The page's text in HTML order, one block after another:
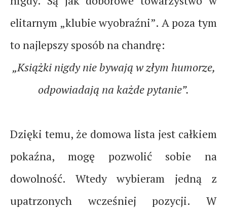
elitarnym „klubie wyobraźni”. A poza tym
to najlepszy sposób na chandrę:
„Książki nigdy nie bywają w złym humorze,
odpowiadają na każde pytanie”.
Dzięki temu, że domowa lista jest całkiem
pokaźna, mogę pozwolić sobie na
dowolność. Wtedy wybieram jedną z
upatrzonych wcześniej pozycji. W